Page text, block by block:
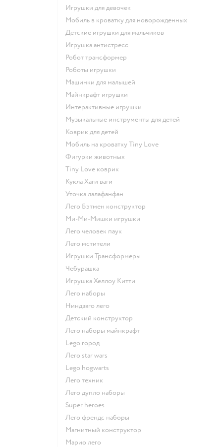
Игрушки для девочек
Мобиль в кроватку для новорожденных
Детские игрушки для мальчиков
Игрушка антистресс
Робот трансформер
Роботы игрушки
Машинки для малышей
Майнкрафт игрушки
Интерактивные игрушки
Музыкальные инструменты для детей
Коврик для детей
Мобиль на кроватку Tiny Love
Фигурки животных
Tiny Love коврик
Кукла Хаги ваги
Уточка лалафанфан
Лего Бэтмен конструктор
Ми-Ми-Мишки игрушки
Лего человек паук
Лего мстители
Игрушки Трансформеры
Чебурашка
Игрушка Хеллоу Китти
Лего наборы
Ниндзяго лего
Детский конструктор
Лего наборы майнкрафт
Lego город
Лего star wars
Lego hogwarts
Лего техник
Лего дупло наборы
Super heroes
Лего френдс наборы
Магнитный конструктор
Марио лего